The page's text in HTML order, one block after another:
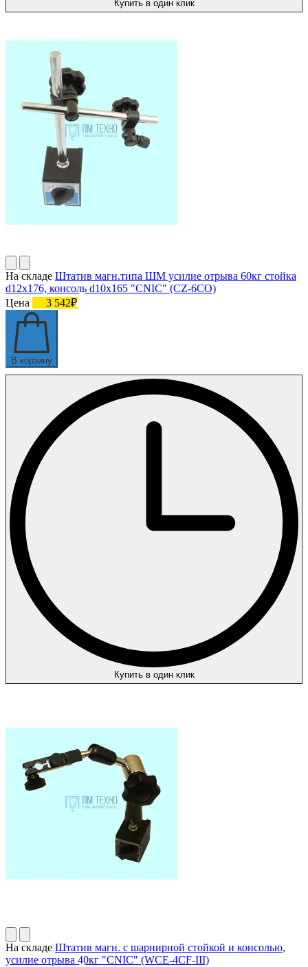
Купить в один клик
На складе Штатив магн.типа ШМ усилие отрыва 60кг стойка
d12х176, консоль d10х165 "CNIC" (CZ-6СO)
Цена
3 542₽
В корзину
Купить в один клик
На складе Штатив магн. с шарнирной стойкой и консолью,
усилие отрыва 40кг "CNIC" (WCE-4CF-III)